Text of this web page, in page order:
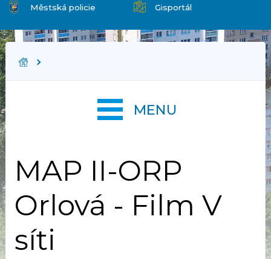
Městská policie Gisportál
MAP II-ORP
Orlová - Film V
síti
MENU